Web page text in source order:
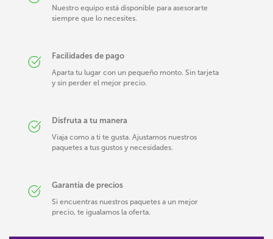
Nuestro equipo está disponible para asesorarte
siempre que lo necesites.
Facilidades de pago
Aparta tu lugar con un pequeño monto. Sin tarjeta
y sin perder el mejor precio.
Disfruta a tu manera
Viaja como a ti te gusta. Ajustamos nuestros
paquetes a tus gustos y necesidades.
Garantía de precios
Si encuentras nuestros paquetes a un mejor
precio, te igualamos la oferta.